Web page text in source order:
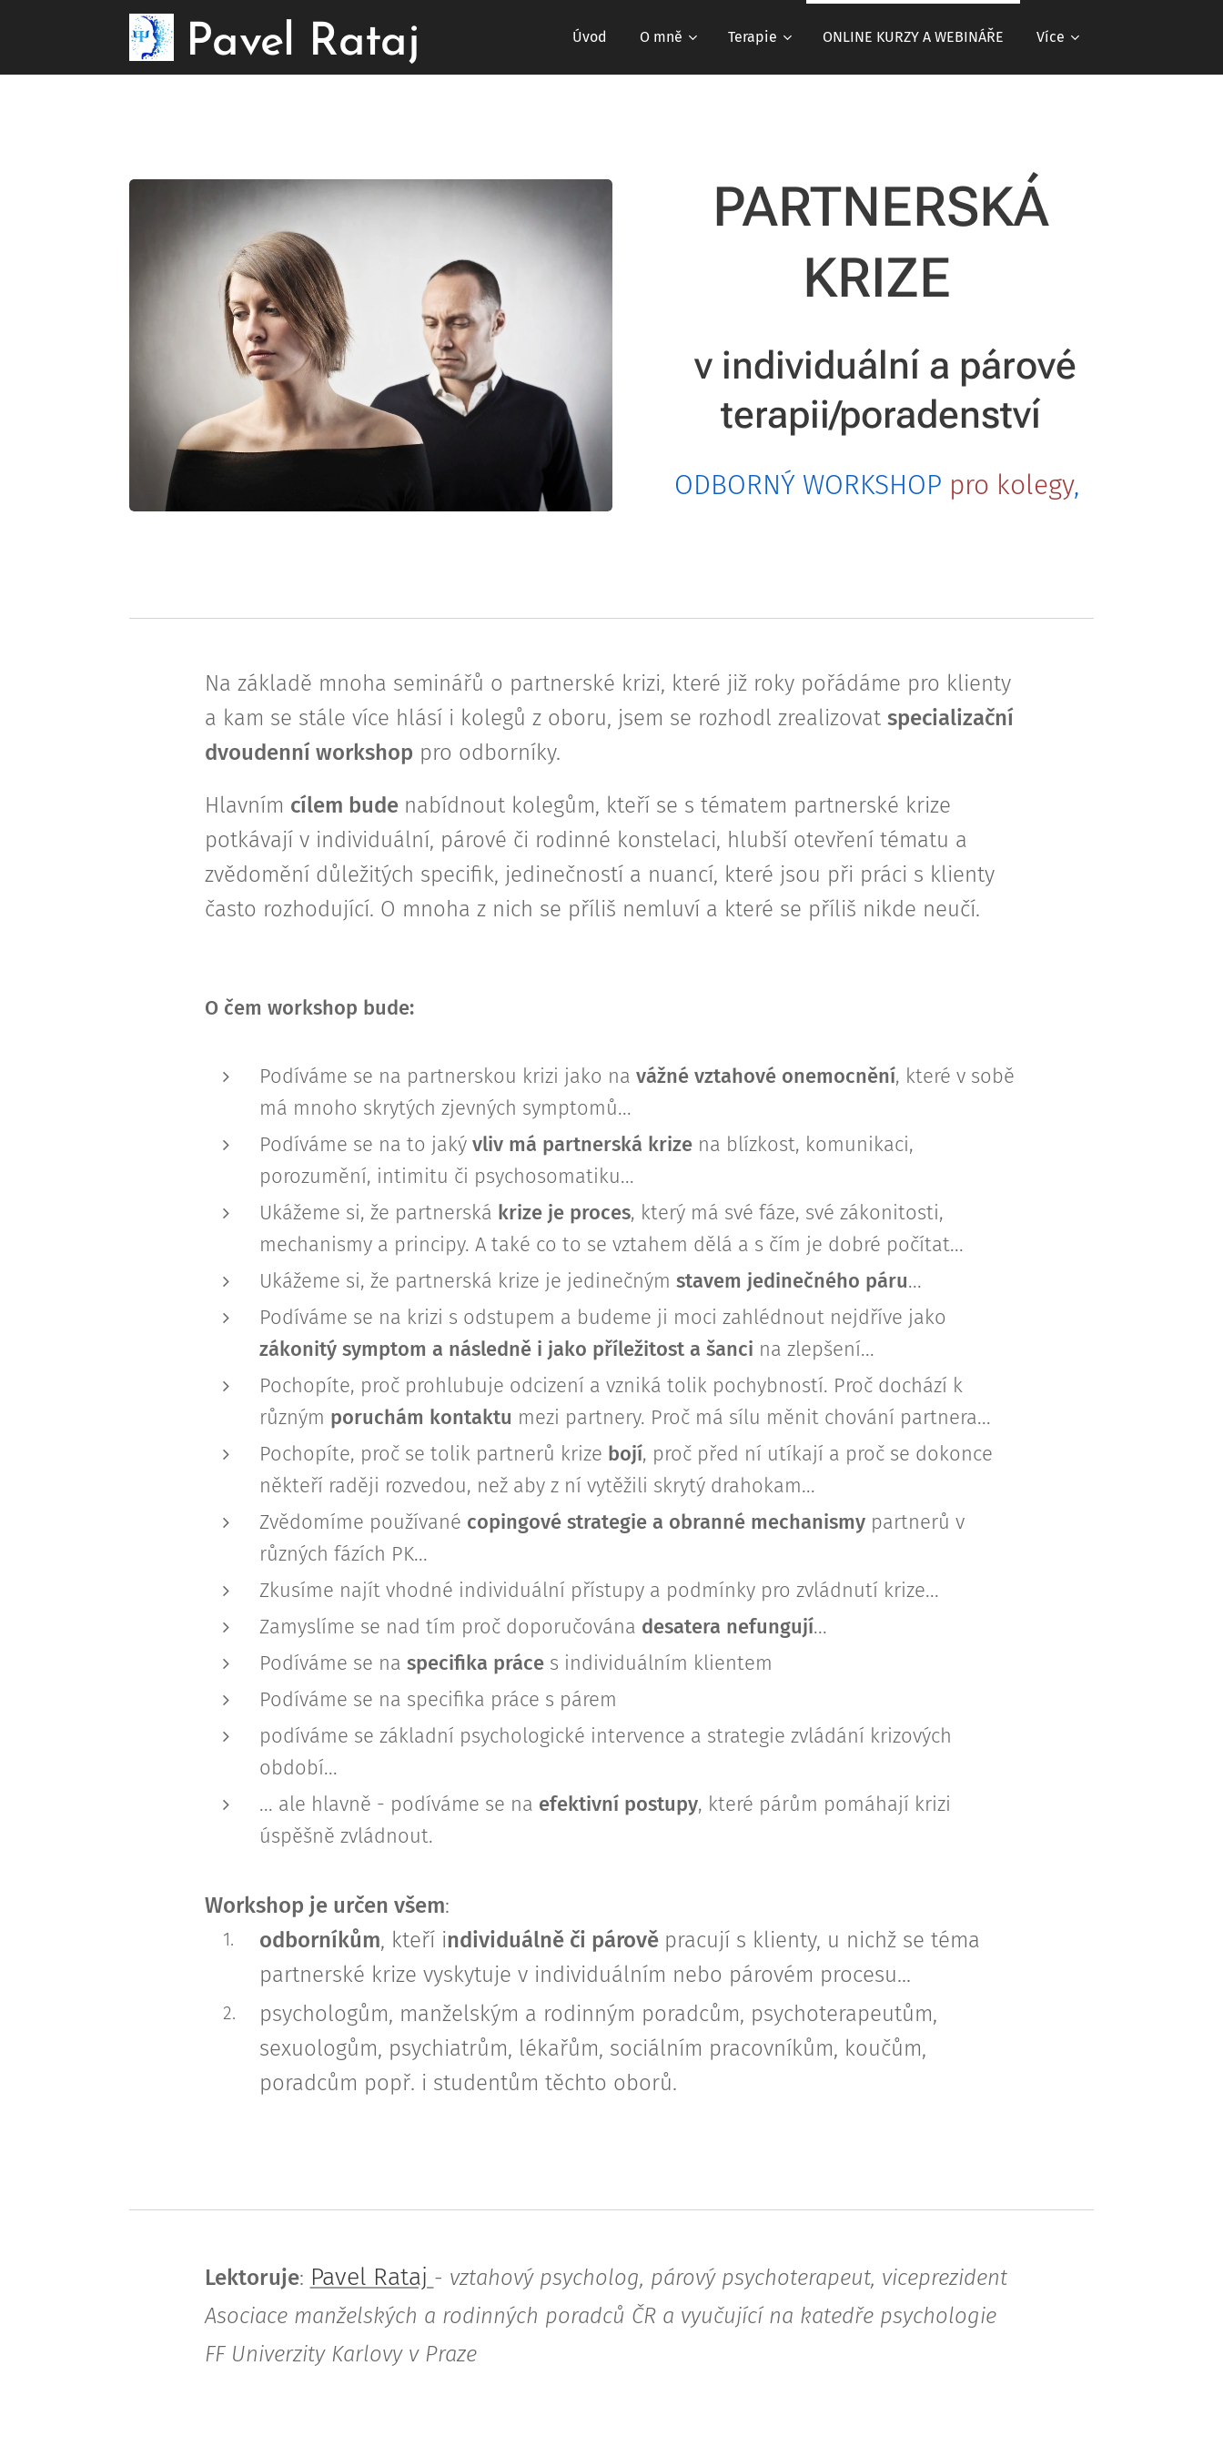
Pavel Rataj Úvod O mně Terapie ONLINE KURZY A WEBINÁŘE Více
PARTNERSKÁ
KRIZE
v individuální a párové
terapii/poradenství
ODBORNÝ WORKSHOP pro kolegy,
Na základě mnoha seminářů o partnerské krizi, které již roky pořádáme pro klienty
a kam se stále více hlásí i kolegů z oboru, jsem se rozhodl zrealizovat specializační
dvoudenní workshop pro odborníky.
Hlavním cílem bude nabídnout kolegům, kteří se s tématem partnerské krize
potkávají v individuální, párové či rodinné konstelaci, hlubší otevření tématu a
zvědomění důležitých specifik, jedinečností a nuancí, které jsou při práci s klienty
často rozhodující. O mnoha z nich se příliš nemluví a které se příliš nikde neučí.
O čem workshop bude:
Podíváme se na partnerskou krizi jako na vážné vztahové onemocnění, které v sobě
má mnoho skrytých zjevných symptomů...
Podíváme se na to jaký vliv má partnerská krizena blízkost, komunikaci,
porozumění, intimitu či psychosomatiku...
Ukážeme si, že partnerská krize je proces, který má své fáze, své zákonitosti,
mechanismy a principy. A také co to se vztahem dělá a s čím je dobré počítat...
Ukážeme si, že partnerská krize je jedinečným stavem jedinečného páru...
Podíváme se na krizi s odstupem a budeme ji moci zahlédnout nejdříve jako
zákonitý symptom a následně i jako příležitost a šanci na zlepšení...
Pochopíte, proč prohlubuje odcizení a vzniká tolik pochybností. Proč dochází k
různým poruchám kontaktu mezi partnery. Proč má sílu měnit chování partnera...
Pochopíte, proč se tolik partnerů krize bojí, proč před ní utíkají a proč se dokonce
někteří raději rozvedou, než aby z ní vytěžili skrytý drahokam...
Zvědomíme používané copingové strategie a obranné mechanismy partnerů v
různých fázích PK...
Zkusíme najít vhodné individuální přístupy a podmínky pro zvládnutí krize...
Zamyslíme se nad tím proč doporučována desatera nefungují...
Podíváme se na specifika práces individuálním klientem
Podíváme se na specifika práce s párem
podíváme se základní psychologické intervence a strategie zvládání krizových
období...
... ale hlavně - podíváme se na efektivní postupy, které párům pomáhají krizi
úspěšně zvládnout.
Workshop je určen všem:
odborníkům, kteří individuálně či párově pracují s klienty, u nichž se téma
partnerské krize vyskytuje v individuálním nebo párovém procesu...
psychologům, manželským a rodinným poradcům, psychoterapeutům,
sexuologům, psychiatrům, lékařům, sociálním pracovníkům, koučům,
poradcům popř. i studentům těchto oborů.
Lektoruje: Pavel Rataj - vztahový psycholog, párový psychoterapeut, viceprezident
Asociace manželských a rodinných poradců ČR a vyučující na katedře psychologie
FF Univerzity Karlovy v Praze